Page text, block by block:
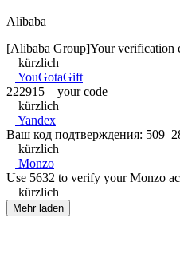
Alibaba
[Alibaba Group]Your verification
kürzlich
YouGotaGift
222915 – your code
kürzlich
Yandex
Ваш код подтверждения:
kürzlich
Monzo
Use 5632 to verify your Monzo
kürzlich
Mehr laden